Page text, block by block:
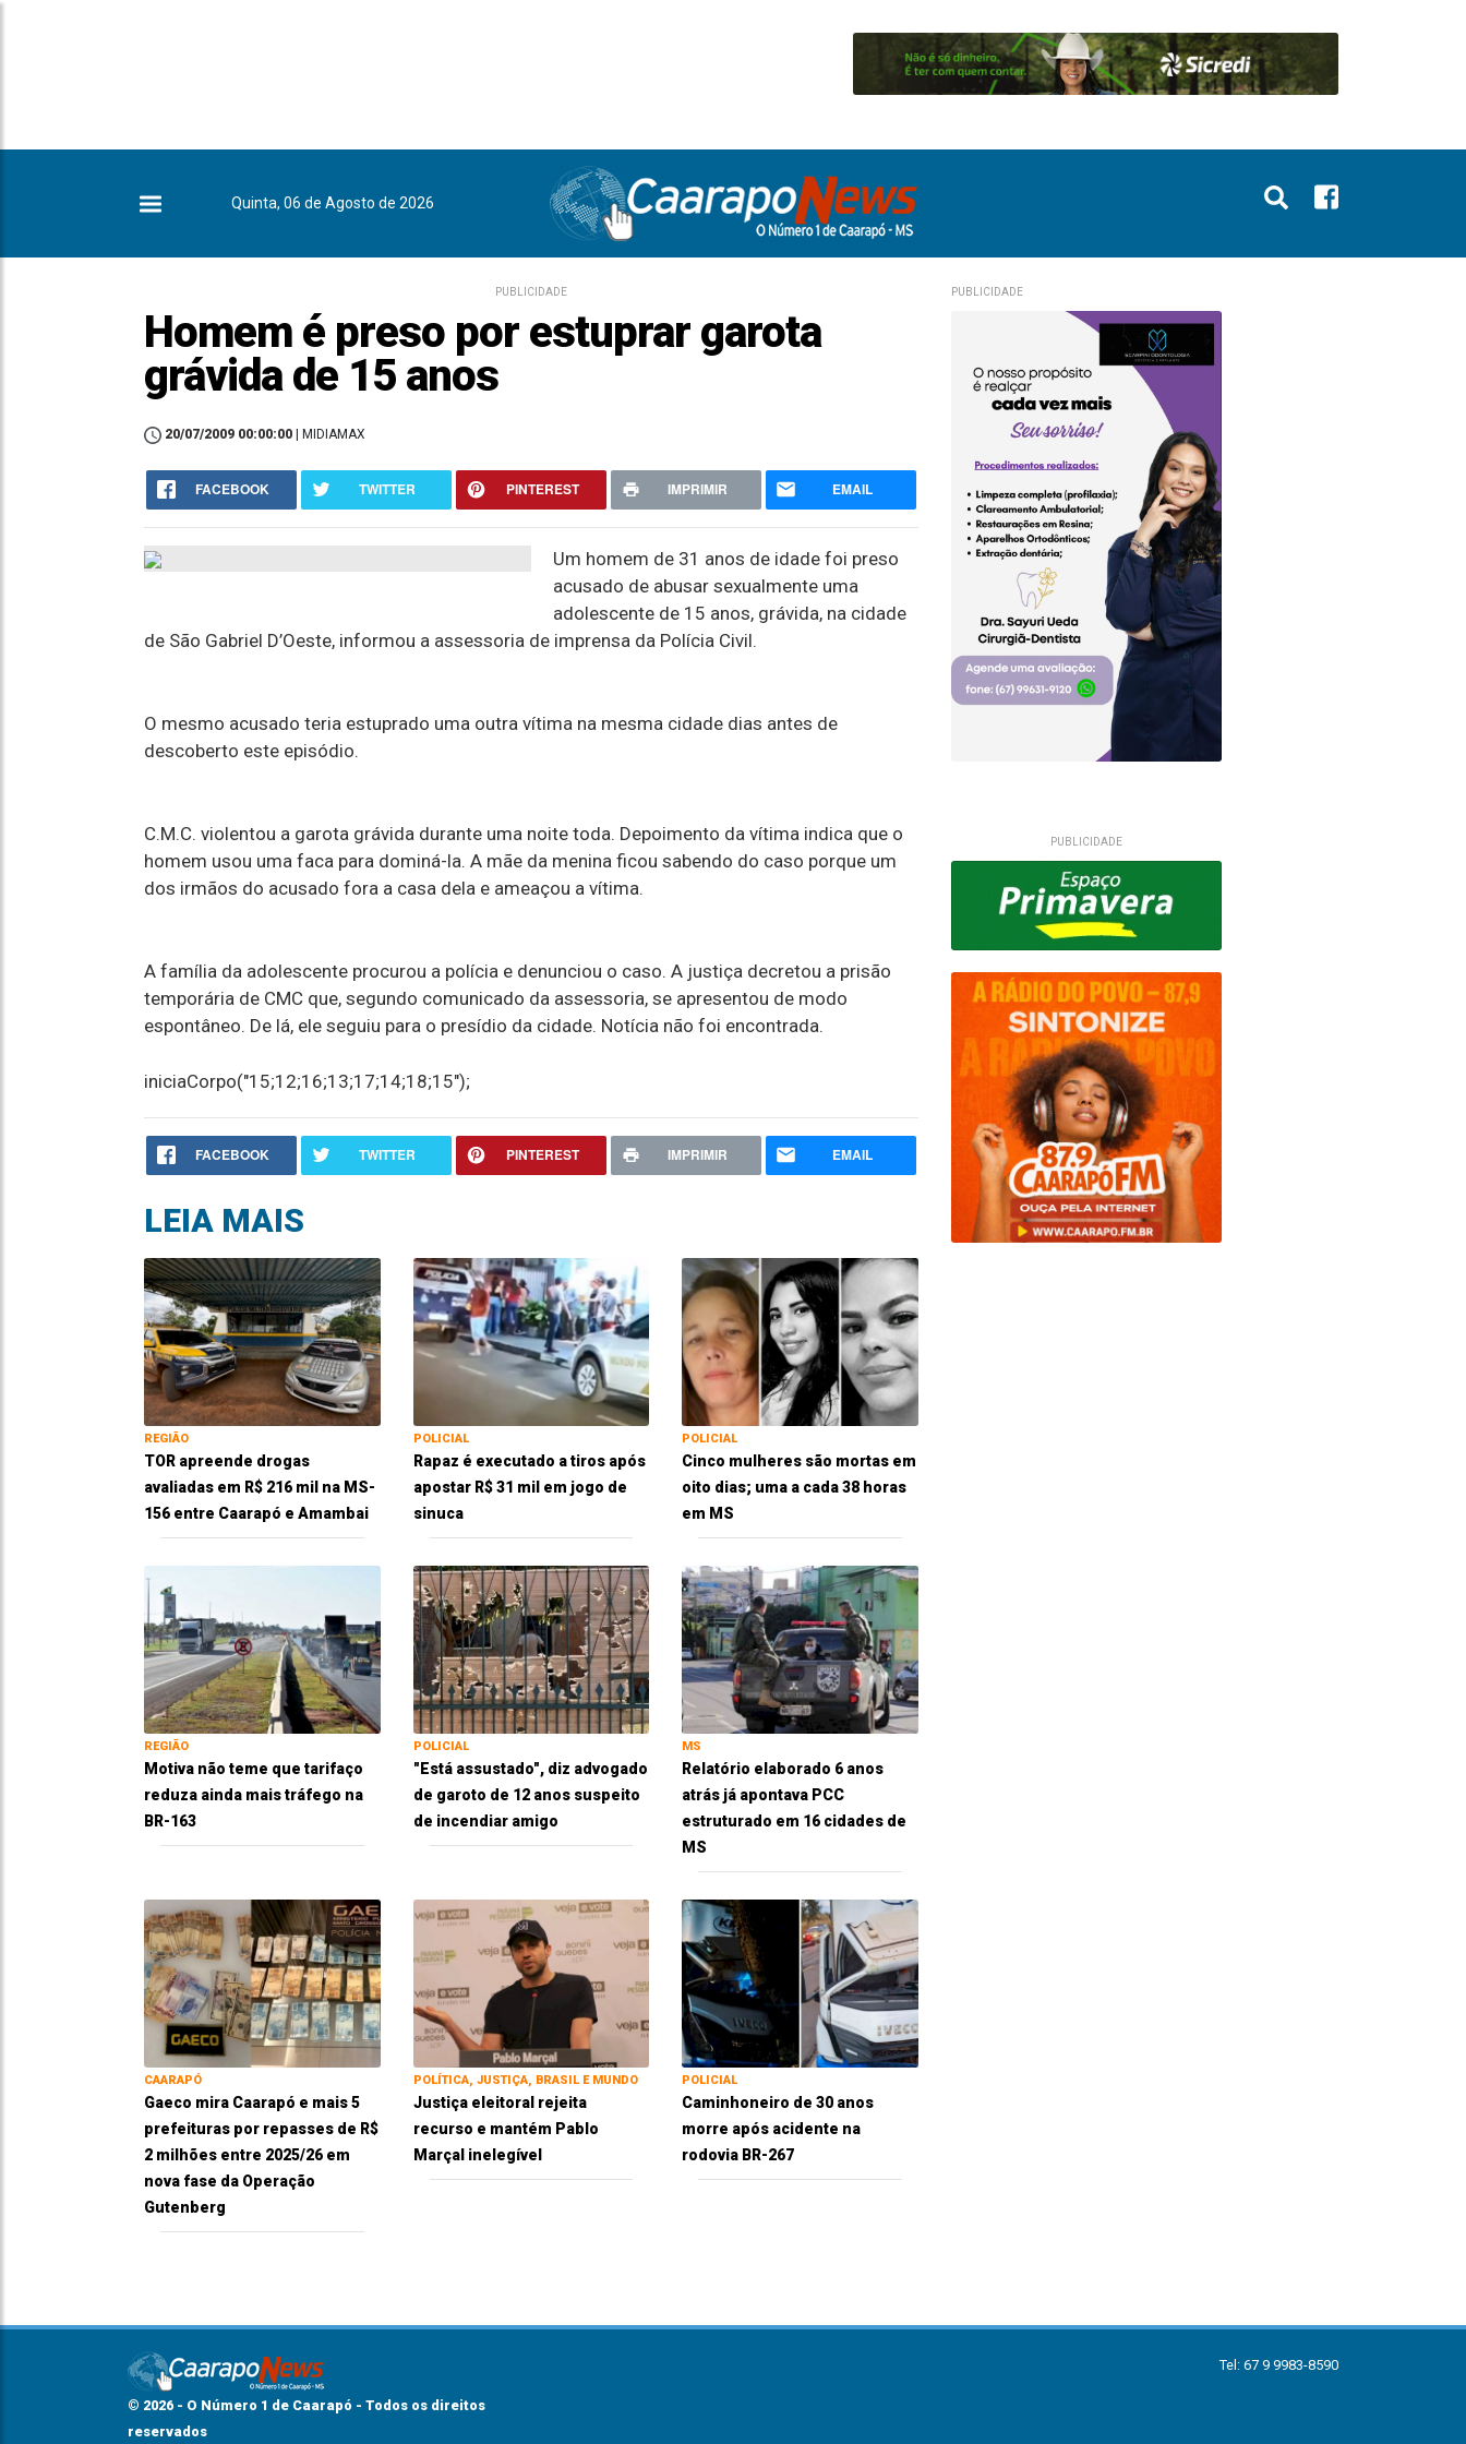
Quinta, 06 de Agosto de 2026
PUBLICIDADE
Homem é preso por estuprar garota
grávida de 15 anos
20/07/2009 00:00:00 | MIDIAMAX
FACEBOOK TWITTER PINTEREST IMPRIMIR EMAIL
Um homem de 31 anos de idade foi preso
acusado de abusar sexualmente uma
adolescente de 15 anos, grávida, na cidade
de São Gabriel D’Oeste, informou a assessoria de imprensa da Polícia Civil.
O mesmo acusado teria estuprado uma outra vítima na mesma cidade dias antes de
descoberto este episódio.
C.M.C. violentou a garota grávida durante uma noite toda. Depoimento da vítima indica que o
homem usou uma faca para dominá-la. A mãe da menina ficou sabendo do caso porque um
dos irmãos do acusado fora a casa dela e ameaçou a vítima.
A família da adolescente procurou a polícia e denunciou o caso. A justiça decretou a prisão
temporária de CMC que, segundo comunicado da assessoria, se apresentou de modo
espontâneo. De lá, ele seguiu para o presídio da cidade. Notícia não foi encontrada.
iniciaCorpo("15;12;16;13;17;14;18;15");
FACEBOOK TWITTER PINTEREST IMPRIMIR EMAIL
LEIA MAIS
REGIÃO
TOR apreende drogas
avaliadas em R$ 216 mil na MS-
156 entre Caarapó e Amambai
POLICIAL
Rapaz é executado a tiros após
apostar R$ 31 mil em jogo de
sinuca
POLICIAL
Cinco mulheres são mortas em
oito dias; uma a cada 38 horas
em MS
REGIÃO
Motiva não teme que tarifaço
reduza ainda mais tráfego na
BR-163
POLICIAL
"Está assustado", diz advogado
de garoto de 12 anos suspeito
de incendiar amigo
MS
Relatório elaborado 6 anos
atrás já apontava PCC
estruturado em 16 cidades de
MS
CAARAPÓ
Gaeco mira Caarapó e mais 5
prefeituras por repasses de R$
2 milhões entre 2025/26 em
nova fase da Operação
Gutenberg
POLÍTICA, JUSTIÇA, BRASIL E MUNDO
Justiça eleitoral rejeita
recurso e mantém Pablo
Marçal inelegível
POLICIAL
Caminhoneiro de 30 anos
morre após acidente na
rodovia BR-267
PUBLICIDADE
PUBLICIDADE
© 2026 - O Número 1 de Caarapó - Todos os direitos
reservados
Tel: 67 9 9983-8590